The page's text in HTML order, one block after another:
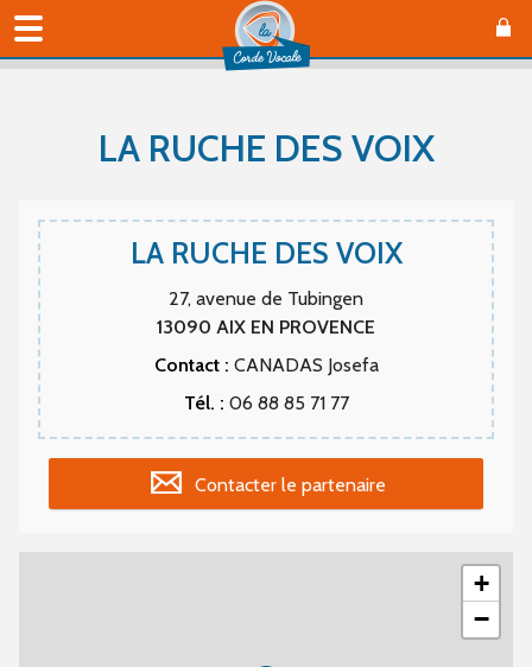
LA RUCHE DES VOIX
LA RUCHE DES VOIX
27, avenue de Tubingen
13090 AIX EN PROVENCE
Contact : CANADAS Josefa
Tél. : 06 88 85 71 77
Contacter le partenaire
+
−